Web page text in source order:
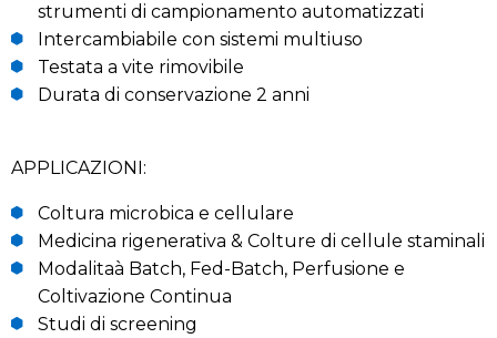
strumenti di campionamento automatizzati
Intercambiabile con sistemi multiuso
Testata a vite rimovibile
Durata di conservazione 2 anni
APPLICAZIONI:
Coltura microbica e cellulare
Medicina rigenerativa & Colture di cellule staminali
Modalitaà Batch, Fed-Batch, Perfusione e
Coltivazione Continua
Studi di screening